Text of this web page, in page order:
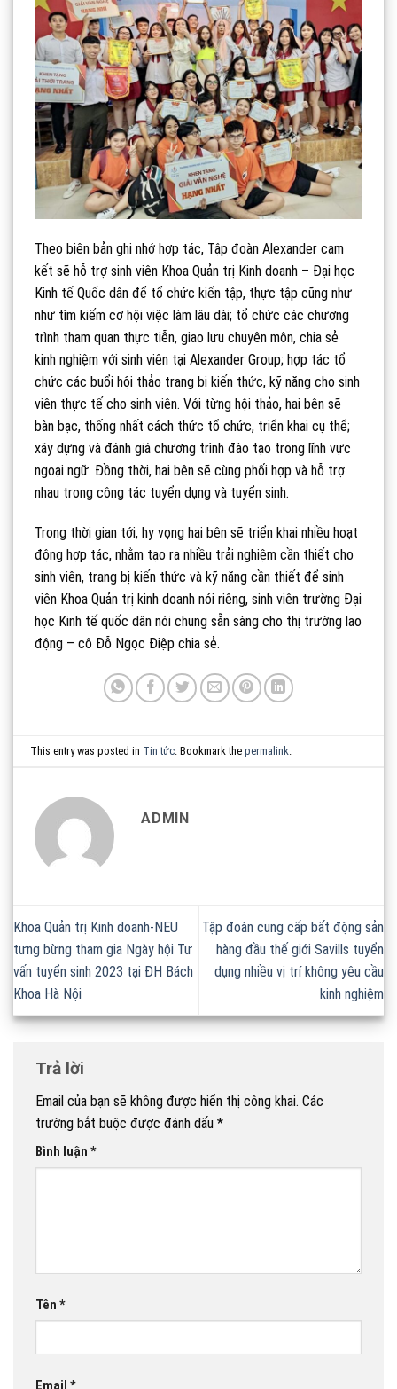
Theo biên bản ghi nhớ hợp tác, Tập đoàn Alexander cam
kết sẽ hỗ trợ sinh viên Khoa Quản trị Kinh doanh – Đại học
Kinh tế Quốc dân để tổ chức kiến tập, thực tập cũng như
như tìm kiếm cơ hội việc làm lâu dài; tổ chức các chương
trình tham quan thực tiễn, giao lưu chuyên môn, chia sẻ
kinh nghiệm với sinh viên tại Alexander Group; hợp tác tổ
chức các buổi hội thảo trang bị kiến thức, kỹ năng cho sinh
viên thực tế cho sinh viên. Với từng hội thảo, hai bên sẽ
bàn bạc, thống nhất cách thức tổ chức, triển khai cụ thể;
xây dựng và đánh giá chương trình đào tạo trong lĩnh vực
ngoại ngữ. Đồng thời, hai bên sẽ cùng phối hợp và hỗ trợ
nhau trong công tác tuyển dụng và tuyển sinh.
Trong thời gian tới, hy vọng hai bên sẽ triển khai nhiều hoạt
động hợp tác, nhằm tạo ra nhiều trải nghiệm cần thiết cho
sinh viên, trang bị kiến thức và kỹ năng cần thiết để sinh
viên Khoa Quản trị kinh doanh nói riêng, sinh viên trường Đại
học Kinh tế quốc dân nói chung sẵn sàng cho thị trường lao
động – cô Đỗ Ngọc Điệp chia sẻ.
This entry was posted in Tin tức . Bookmark thepermalink
ADMIN
Khoa Quản trị Kinh doanh-NEU
tưng bừng tham gia Ngày hội Tư
vấn tuyển sinh 2023 tại ĐH Bách
Khoa Hà Nội
Tập đoàn cung cấp bất động sản
hàng đầu thế giới Savills tuyển
dụng nhiều vị trí không yêu cầu
kinh nghiệm
Trả lời
Email của bạn sẽ không được hiển thị công khai. Các
trường bắt buộc được đánh dấu *
Bình luận *
Tên *
Email *